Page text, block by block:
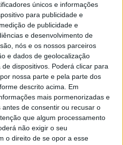
únicos e informações
para publicidade e
de publicidade e
e desenvolvimento de
nós e os nossos parceiros
e dados de geolocalização
dispositivos. Poderá clicar para
nossa parte e pela parte dos
descrito acima. Em
mais pormenorizadas e
de consentir ou recusar o
que algum processamento
não exigir o seu
o direito de se opor a esse
aparecia muito rápido em
meio segundo mais rápido
da semana passada, e
seis décimas de Morbidelli.
‘Manu’ González confirma
e lidera FP1 em Silverstone
reage aos rumores que o